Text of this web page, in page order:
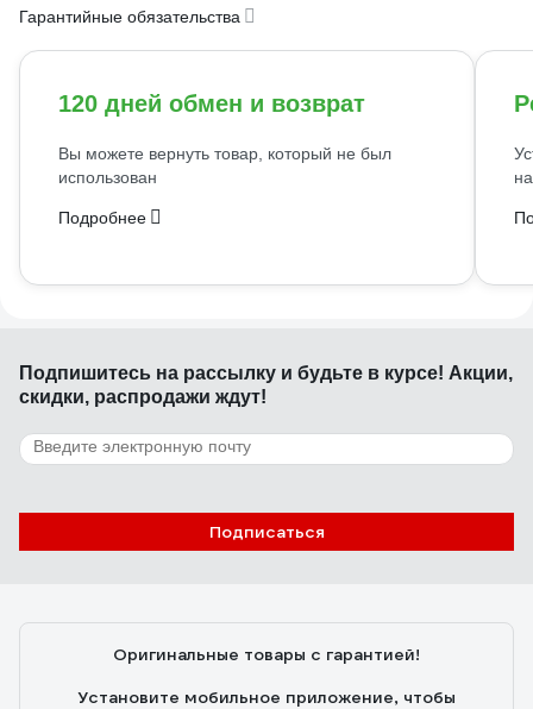
Гарантийные обязательства
120 дней обмен и возврат
Вы можете вернуть товар, который не был
использован
Подробнее
Подпишитесь на рассылку и будьте в курсе! Акции,
скидки, распродажи ждут!
Подписаться
Оригинальные товары с гарантией!
Установите мобильное приложение, чтобы